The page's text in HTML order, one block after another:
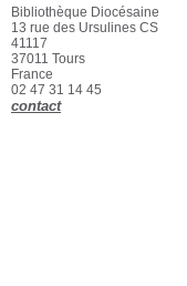
Bibliothèque Diocésaine
13 rue des Ursulines CS
41117
37011 Tours
France
02 47 31 14 45
contact